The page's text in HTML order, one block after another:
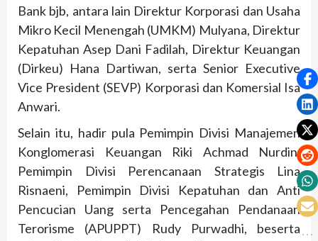
Bank bjb, antara lain Direktur Korporasi dan Usaha
Mikro Kecil Menengah (UMKM) Mulyana, Direktur
Kepatuhan Asep Dani Fadilah, Direktur Keuangan
(Dirkeu) Hana Dartiwan, serta Senior Executive
Vice President (SEVP) Korporasi dan Komersial Isa
Anwari.
Selain itu, hadir pula Pemimpin Divisi Manajemen
Konglomerasi Keuangan Riki Achmad Nurdin,
Pemimpin Divisi Perencanaan Strategis Lina
Risnaeni, Pemimpin Divisi Kepatuhan dan Anti
Pencucian Uang serta Pencegahan Pendanaan
Terorisme (APUPPT) Rudy Purwadhi, beserta